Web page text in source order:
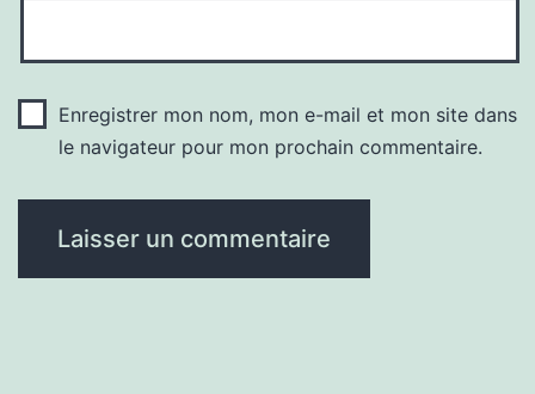
Enregistrer mon nom, mon e-mail et mon site dans
le navigateur pour mon prochain commentaire.